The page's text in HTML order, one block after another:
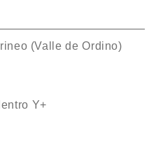
(Valle de Ordino)
Y+